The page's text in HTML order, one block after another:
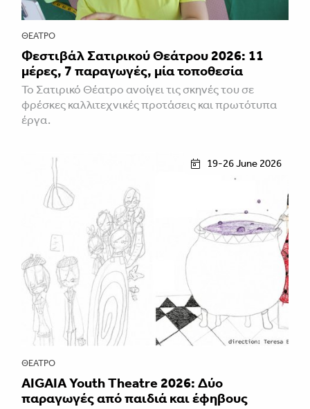
ΘΈΑΤΡΟ
Φεστιβάλ Σατιρικού Θεάτρου 2026: 11
μέρες, 7 παραγωγές, μία τοποθεσία
Το Σατιρικό Θέατρο ανοίγει τις σκηνές του σε
φρέσκες καλλιτεχνικές προτάσεις και πρωτότυπα
έργα.
19-26 June 2026
ΘΈΑΤΡΟ
AIGAIA Youth Theatre 2026: Δύο
παραγωγές από παιδιά και έφηβους